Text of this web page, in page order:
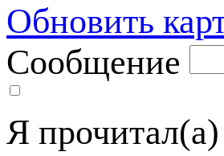
Обновить
Сообщение
Я